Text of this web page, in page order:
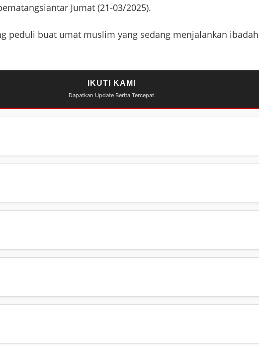
Jumat (21-03/2025).
peduli buat umat muslim yang sedang menjalankan
IKUTI KAMI
Dapatkan Update Berita Tercepat